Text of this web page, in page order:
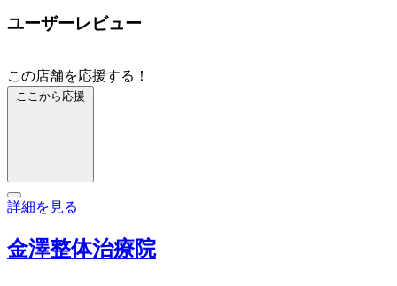
ユーザーレビュー
この店舗を応援する！
ここから応援
詳細を見る
金澤整体治療院